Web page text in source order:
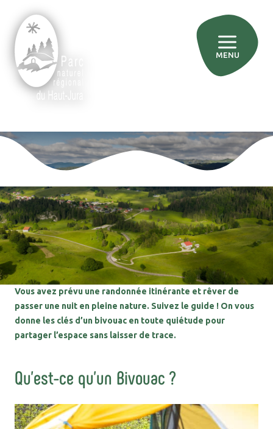
MENU
Accueil Les actualités du Parc»Le bivouac : tout ce qu’il faut savoir
Tourisme
Le bivouac : tout ce qu’il faut
savoir
Vous avez prévu une randonnée itinérante et rêver de
passer une nuit en pleine nature. Suivez le guide ! On vous
donne les clés d’un bivouac en toute quiétude pour
partager l’espace sans laisser de trace.
Qu’est-ce qu’un Bivouac ?